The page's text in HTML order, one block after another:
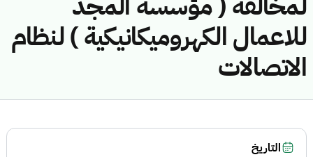
للاعمال الكهروميكانيكية ) لنظام
الاتصالات
التاريخ